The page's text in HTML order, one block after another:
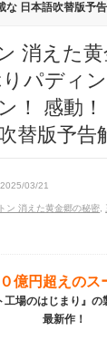
日本語吹替版予告
消えた
パディ
！ 感動
替版予告
2025/03/21
ン 消えた黄金郷の秘密
億円超えのス
工場のはじまり』
最新作！